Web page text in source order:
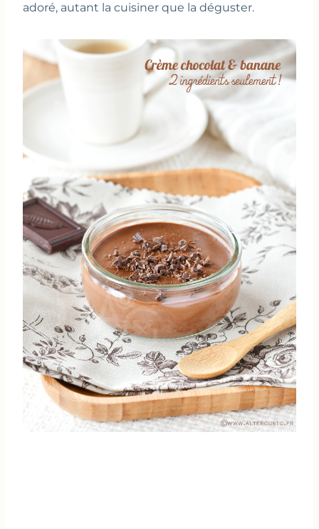
adoré, autant la cuisiner que la déguster.